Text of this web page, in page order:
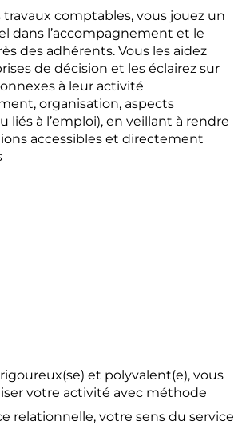
travaux comptables, vous jouez un
dans l’accompagnement et le
des adhérents. Vous les aidez
de décision et les éclairez sur
à leur activité
organisation, aspects
liés à l’emploi), en veillant à rendre
accessibles et directement
et polyvalent(e), vous
votre activité avec méthode
relationnelle, votre sens du service